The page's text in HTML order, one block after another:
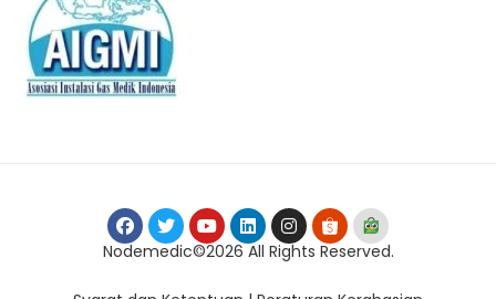
Nodemedic©2026 All Rights Reserved.